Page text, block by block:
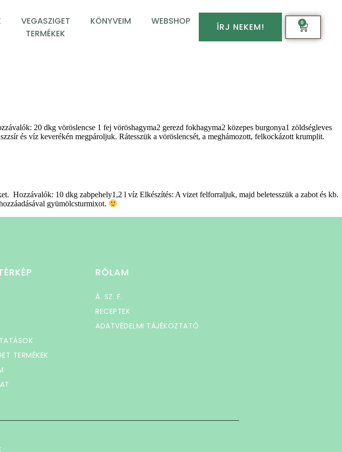
VEGASZIGET
TERMÉKEK
KÖNYVEIM WEBSHOP
ÍRJ NEKEM! 0
20 dkg vöröslencse 1 fej vöröshagyma2 gerezd fokhagyma2 közepes burgonya1 zöldségleves
és víz keverékén megpároljuk. Rátesszük a vöröslencsét, a meghámozott, felkockázott krumplit.
Hozzávalók: 10 dkg zabpehely1,2 l víz Elkészítés: A vizet felforraljuk, majd beletesszük a zabot és kb.
gyümölcsturmixot.
TERMÉKEK
RÓLAM
Á. SZ. F.
RECEPTEK
ADATVÉDELMI TÁJÉKOZTATÓ